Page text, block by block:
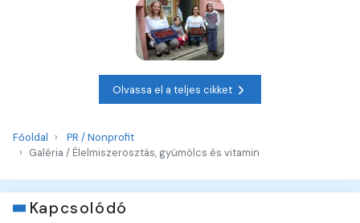
Olvassa el a teljes cikket
Főoldal
PR / Nonprofit
Galéria / Élelmiszerosztás, gyümölcs és vitamin
Kapcsolódó